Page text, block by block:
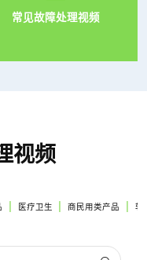
常见故障处理视频
视频
| 医疗卫生 | 商民用类产品 | 软